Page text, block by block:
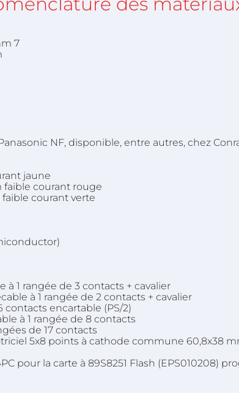
7
NF, disponible, entre autres, chez
jaune
faible courant rouge
faible courant verte
à 1 rangée de 3 contacts + cavalier
à 1 rangée de 2 contacts + cavalier
contacts encartable (PS/2)
à 1 rangée de 8 contacts
de 17 contacts
5x8 points à cathode commune 60,8x38
pour la carte à 89S8251 Flash (EPS010208)